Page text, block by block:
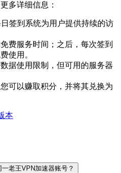
多详细信息：
签到系统为用户提供持续的访
费服务时间；之后，每次签到
使用。
据使用限制，但可用的服务器
可以赚取积分，并将其兑换为
本
老王VPN加速器账号？